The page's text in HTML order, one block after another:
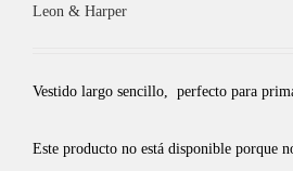
Leon & Harper
Vestido largo sencillo, perfecto para
Este producto no está disponible porque